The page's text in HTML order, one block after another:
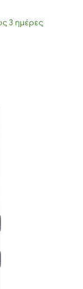
3 ημέρες